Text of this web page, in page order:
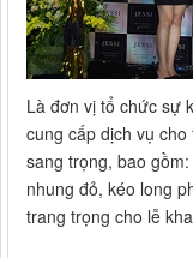
Là đơn vị tổ chức sự
cung cấp dịch vụ
sang trọng, bao
nhung đỏ, kéo long
trang trọng cho lễ